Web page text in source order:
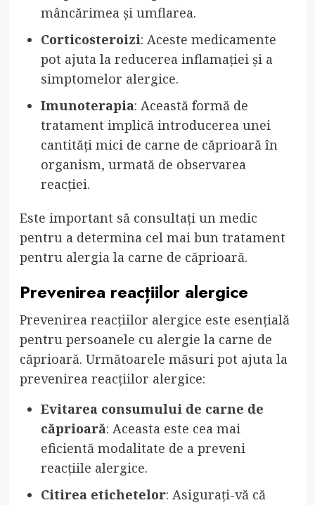
mâncărimea și umflarea.
Corticosteroizi: Aceste medicamente
pot ajuta la reducerea inflamației și a
simptomelor alergice.
Imunoterapia: Această formă de
tratament implică introducerea unei
cantități mici de carne de căprioară în
organism, urmată de observarea
reacției.
Este important să consultați un medic
pentru a determina cel mai bun tratament
pentru alergia la carne de căprioară.
Prevenirea reacțiilor alergice
Prevenirea reacțiilor alergice este esențială
pentru persoanele cu alergie la carne de
căprioară. Următoarele măsuri pot ajuta la
prevenirea reacțiilor alergice:
Evitarea consumului de carne de
căprioară: Aceasta este cea mai
eficientă modalitate de a preveni
reacțiile alergice.
Citirea etichetelor: Asigurați-vă că